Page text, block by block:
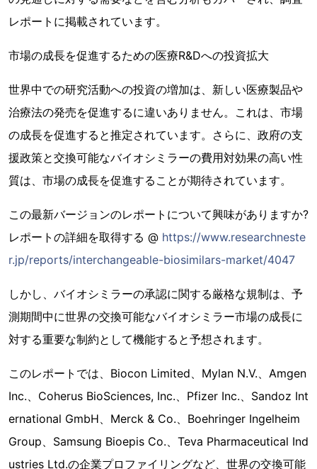
レポートに掲載されています。
市場の成長を促進するための医療R&Dへの投資拡大
世界中での研究活動への投資の増加は、新しい医療製品や
治療法の発売を促進するに違いありません。これは、市場
の成長を促進すると推定されています。さらに、政府の支
援政策と交換可能なバイオシミラーの費用対効果の高い性
質は、市場の成長を促進することが期待されています。
この最新バージョンのレポートについて興味がありますか?
レポートの詳細を取得する @ https://www.researchneste
r.jp/reports/interchangeable-biosimilars-market/4047
しかし、バイオシミラーの承認に関する厳格な規制は、予
測期間中に世界の交換可能なバイオシミラー市場の成長に
対する重要な制約として機能すると予想されます。
このレポートでは、Biocon Limited、Mylan N.V.、Amgen
Inc.、Coherus BioSciences, Inc.、Pfizer Inc.、Sandoz Int
ernational GmbH、Merck & Co.、Boehringer Ingelheim
Group、Samsung Bioepis Co.、Teva Pharmaceutical Ind
ustries Ltd.の企業プロファイリングなど、世界の交換可能